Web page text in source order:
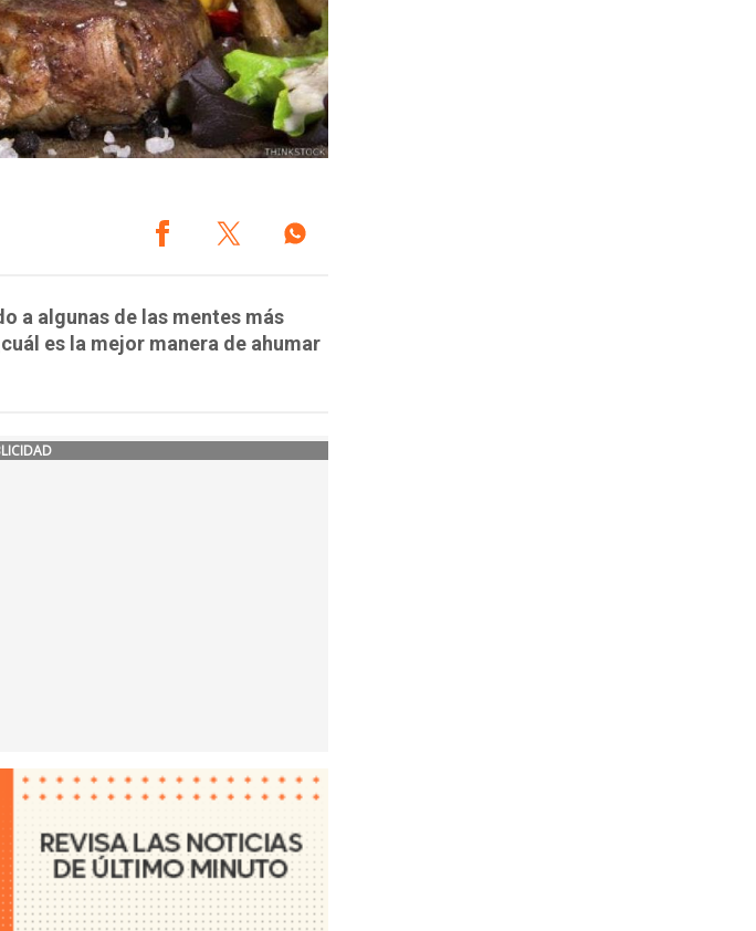
a algunas de las mentes más
es la mejor manera de ahumar